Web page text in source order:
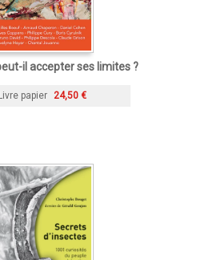
il accepter ses limites ?
Livre papier 24,50 €